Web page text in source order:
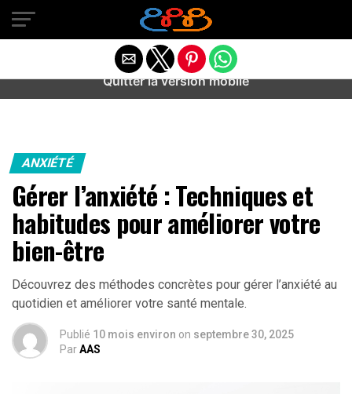
Warning
: preg_match(): Unknown modifier '/' in
/home/u589487443/domains/aideanxietestress.fr/
content/plugins/idev-post-views/includes/class-bots.php
ANXIÉTÉ
Gérer l’anxiété : Techniques et
habitudes pour améliorer votre
bien-être
Découvrez des méthodes concrètes pour gérer l’anxiété au
quotidien et améliorer votre santé mentale.
Publié 10 mois environ on septembre 30, 2025
ParAAS
Quitter la version mobile